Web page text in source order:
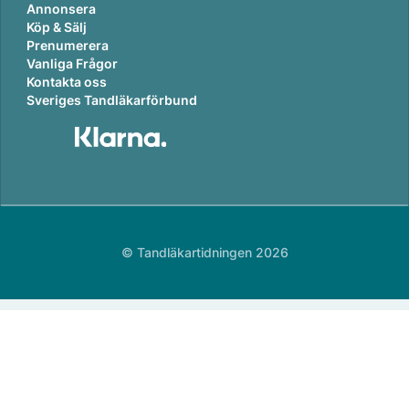
Annonsera
Köp & Sälj
Prenumerera
Vanliga Frågor
Kontakta oss
Sveriges Tandläkarförbund
© Tandläkartidningen 2026